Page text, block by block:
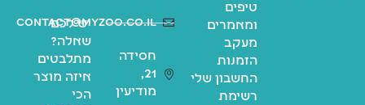
טיפים
ומאמרים
מעקב
הזמנות
החשבון שלי
רשימת
contact@myzoo.co.il
חסידה
21,
מודיעין
יש לכם
שאלה?
מתלבטים
איזה מוצר
הכי